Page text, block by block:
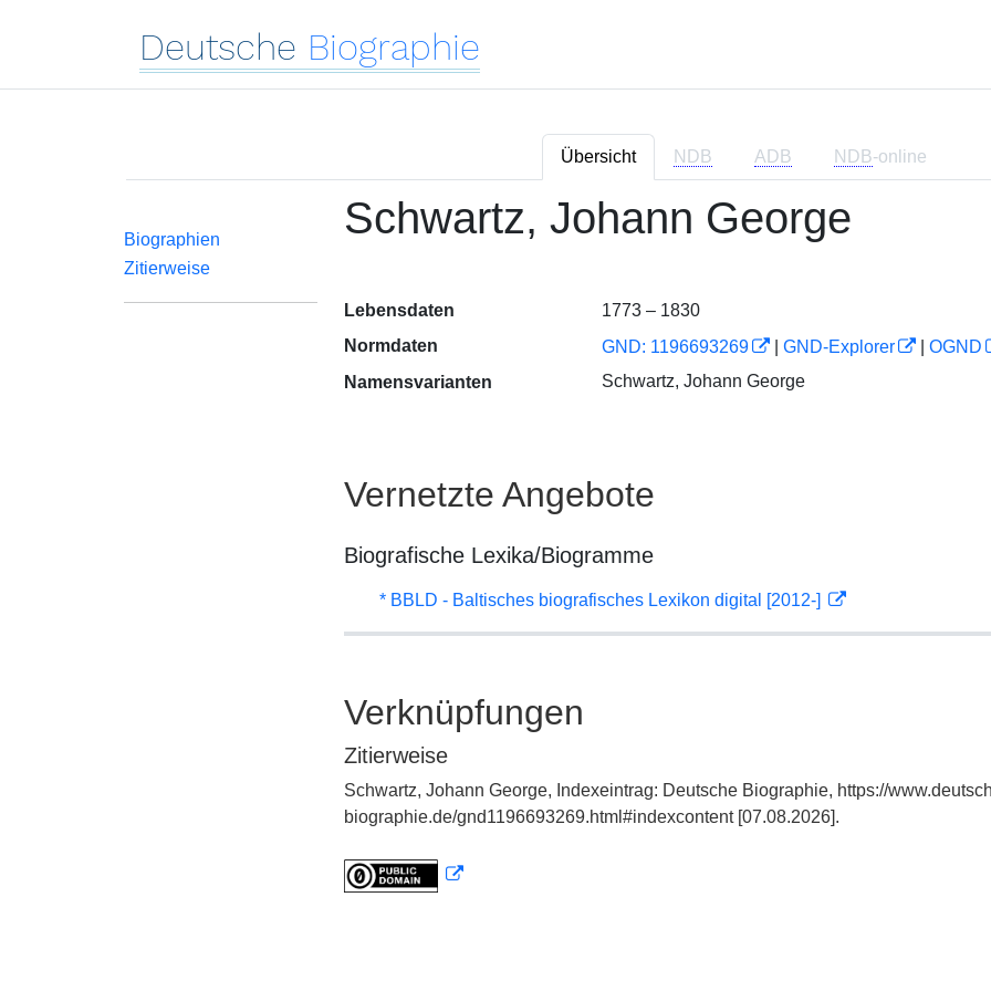
Deutsche Biographie
Übersicht NDB ADB NDB-online
Biographien
Zitierweise
Schwartz, Johann George
Lebensdaten
1773 – 1830
Normdaten
GND: 1196693269 GND-Explorer
OGND
Namensvarianten
Schwartz, Johann George
Vernetzte Angebote
Biografische Lexika/Biogramme
* BBLD - Baltisches biografisches Lexikon digital [2012-]
Verknüpfungen
Zitierweise
Schwartz, Johann George, Indexeintrag: Deutsche Biographie, https://
biographie.de/gnd1196693269.html#indexcontent [07.08.2026].